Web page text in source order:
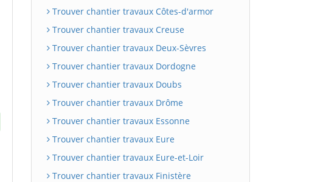
Trouver chantier travaux Côtes-d'armor
Trouver chantier travaux Creuse
Trouver chantier travaux Deux-Sèvres
Trouver chantier travaux Dordogne
Trouver chantier travaux Doubs
Trouver chantier travaux Drôme
Trouver chantier travaux Essonne
Trouver chantier travaux Eure
Trouver chantier travaux Eure-et-Loir
Trouver chantier travaux Finistère